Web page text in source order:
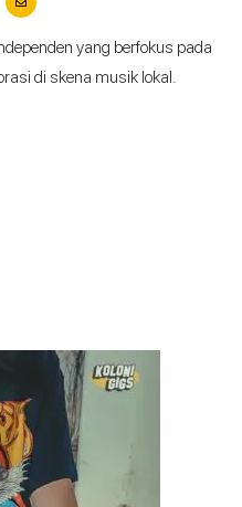
yang berfokus pada
di skena musik lokal.